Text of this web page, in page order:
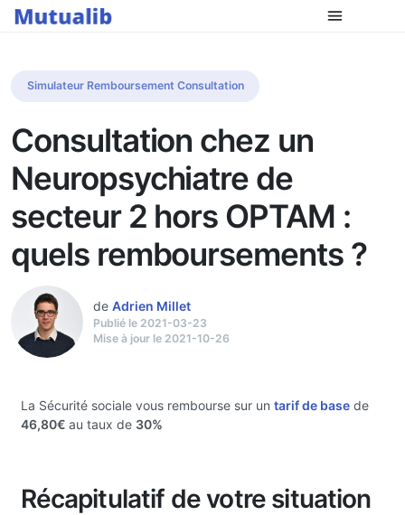
Simulateur Remboursement Consultation
Consultation chez un
Neuropsychiatre de
secteur 2 hors OPTAM :
quels remboursements ?
de Adrien Millet
Publié le 2021-03-23
Mise à jour le 2021-10-26
La Sécurité sociale vous rembourse sur un tarif de basede
46,80€ au taux de 30%
Récapitulatif de votre situation